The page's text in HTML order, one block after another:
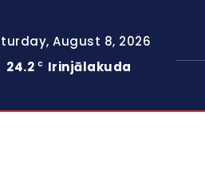
August 8, 2026
24.2 C Irinjālakuda